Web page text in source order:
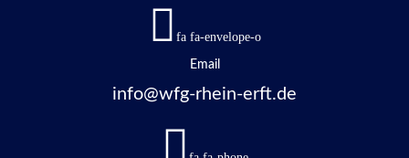
fa fa-envelope-o
Email
info@wfg-rhein-erft.de